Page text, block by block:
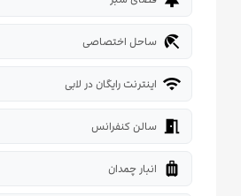
beach_access ساحل اختصاصی
wifi اینترنت رایگان در لابی
meeting_room سالن کنفرانس
luggage انبار چمدان